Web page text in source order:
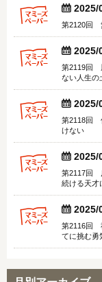
  2025/
第2120回
  2025/
第2119回
ない人生の
  2025/
第2118回
けない
  2025/
第2117回
続ける天才
  2025/
第2116回
てに挑む勇